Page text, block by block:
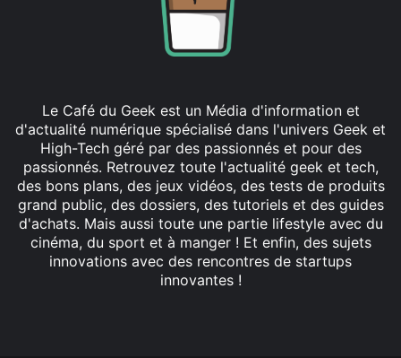
Le Café du Geek est un Média d'information et
d'actualité numérique spécialisé dans l'univers Geek et
High-Tech géré par des passionnés et pour des
passionnés. Retrouvez toute l'actualité geek et tech,
des bons plans, des jeux vidéos, des tests de produits
grand public, des dossiers, des tutoriels et des guides
d'achats. Mais aussi toute une partie lifestyle avec du
cinéma, du sport et à manger ! Et enfin, des sujets
innovations avec des rencontres de startups
innovantes !